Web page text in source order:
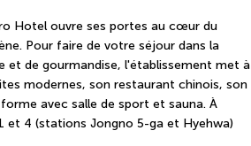
Hotel ouvre ses portes au cœur du
Pour faire de votre séjour dans la
de gourmandise, l'établissement met à
modernes, son restaurant chinois, son
avec salle de sport et sauna. À
et 4 (stations Jongno 5-ga et Hyehwa)